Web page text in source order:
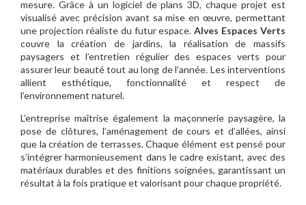
mesure. Grâce à un logiciel de plans 3D, chaque projet est
visualisé avec précision avant sa mise en œuvre, permettant
une projection réaliste du futur espace.Alves Espaces Verts
couvre la création de jardins, la réalisation de massifs
paysagers et l’entretien régulier des espaces verts pour
assurer leur beauté tout au long de l’année. Les interventions
allient esthétique, fonctionnalité et respect de
l’environnement naturel.
L’entreprise maîtrise également la maçonnerie paysagère, la
pose de clôtures, l’aménagement de cours et d’allées, ainsi
que la création de terrasses. Chaque élément est pensé pour
s’intégrer harmonieusement dans le cadre existant, avec des
matériaux durables et des finitions soignées, garantissant un
résultat à la fois pratique et valorisant pour chaque propriété.